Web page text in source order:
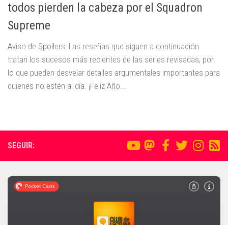
todos pierden la cabeza por el Squadron
Supreme
Aviso de Spoilers: Las reseñas que siguen a continuación
tratan los sucesos más recientes de las series revisadas, por
lo que pueden desvelar detalles argumentales importantes para
quienes no estén al día. ¡Feliz Año...
SEGUIR: